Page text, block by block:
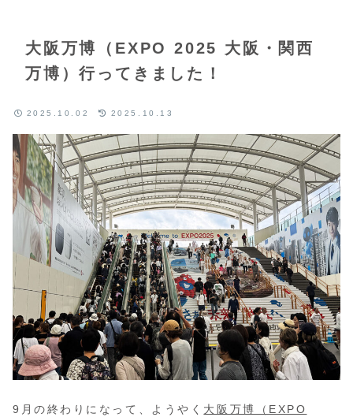
大阪万博（EXPO 2025 大阪・関西
万博）行ってきました！
2025.10.02 2025.10.13
9月の終わりになって、ようやく 大阪万博（EXPO